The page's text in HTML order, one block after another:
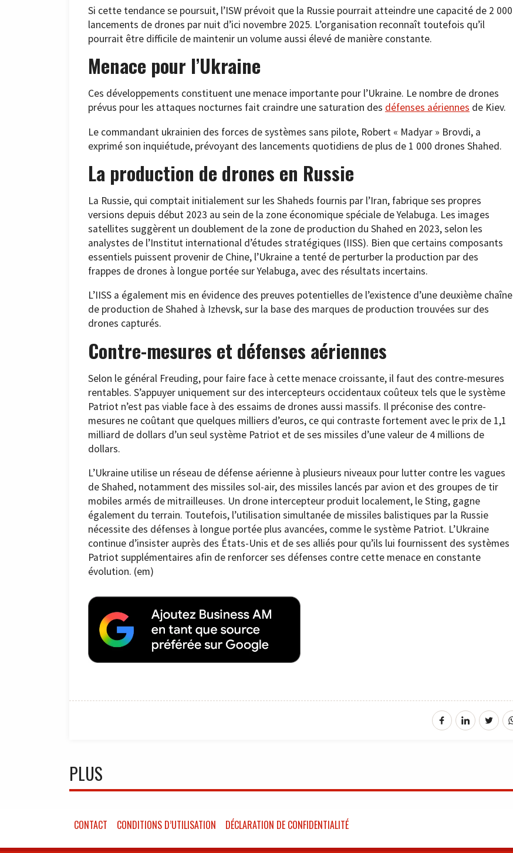
Si cette tendance se poursuit, l’ISW prévoit que la Russie pourrait atteindre une capacité de 2 000
lancements de drones par nuit d’ici novembre 2025. L’organisation reconnaît toutefois qu’il
pourrait être difficile de maintenir un volume aussi élevé de manière constante.
Menace pour l’Ukraine
Ces développements constituent une menace importante pour l’Ukraine. Le nombre de drones
prévus pour les attaques nocturnes fait craindre une saturation des défenses aériennes de Kiev.
Le commandant ukrainien des forces de systèmes sans pilote, Robert « Madyar » Brovdi, a
exprimé son inquiétude, prévoyant des lancements quotidiens de plus de 1 000 drones Shahed.
La production de drones en Russie
La Russie, qui comptait initialement sur les Shaheds fournis par l’Iran, fabrique ses propres
versions depuis début 2023 au sein de la zone économique spéciale de Yelabuga. Les images
satellites suggèrent un doublement de la zone de production du Shahed en 2023, selon les
analystes de l’Institut international d’études stratégiques (IISS). Bien que certains composants
essentiels puissent provenir de Chine, l’Ukraine a tenté de perturber la production par des
frappes de drones à longue portée sur Yelabuga, avec des résultats incertains.
L’IISS a également mis en évidence des preuves potentielles de l’existence d’une deuxième chaîne
de production de Shahed à Izhevsk, sur la base des marques de production trouvées sur des
drones capturés.
Contre-mesures et défenses aériennes
Selon le général Freuding, pour faire face à cette menace croissante, il faut des contre-mesures
rentables. S’appuyer uniquement sur des intercepteurs occidentaux coûteux tels que le système
Patriot n’est pas viable face à des essaims de drones aussi massifs. Il préconise des contre-
mesures ne coûtant que quelques milliers d’euros, ce qui contraste fortement avec le prix de 1,1
milliard de dollars d’un seul système Patriot et de ses missiles d’une valeur de 4 millions de
dollars.
L’Ukraine utilise un réseau de défense aérienne à plusieurs niveaux pour lutter contre les vagues
de Shahed, notamment des missiles sol-air, des missiles lancés par avion et des groupes de tir
mobiles armés de mitrailleuses. Un drone intercepteur produit localement, le Sting, gagne
également du terrain. Toutefois, l’utilisation simultanée de missiles balistiques par la Russie
nécessite des défenses à longue portée plus avancées, comme le système Patriot. L’Ukraine
continue d’insister auprès des États-Unis et de ses alliés pour qu’ils lui fournissent des systèmes
Patriot supplémentaires afin de renforcer ses défenses contre cette menace en constante
évolution. (em)
PLUS
CONTACT CONDITIONS D’UTILISATION DÉCLARATION DE CONFIDENTIALITÉ